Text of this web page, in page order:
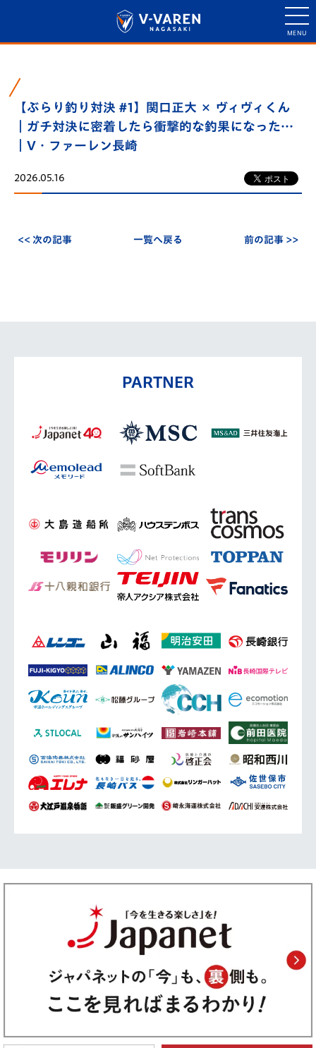
【ぶらり釣り対決 #1】関口正大 × ヴィヴィくん
｜ガチ対決に密着したら衝撃的な釣果になった…
｜V・ファーレン長崎
2026.05.16
<< 次の記事 一覧へ戻る 前の記事 >>
PARTNER